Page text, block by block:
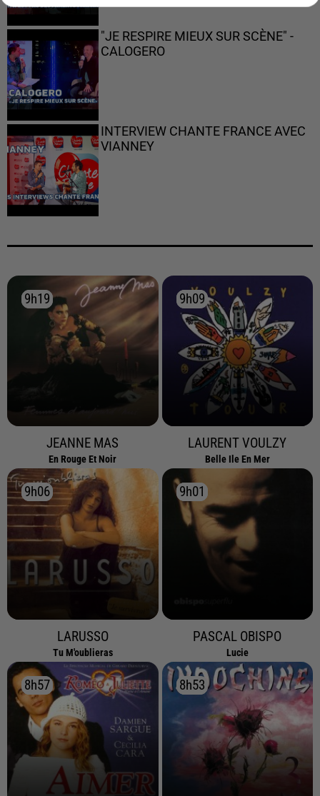
"JE RESPIRE MIEUX SUR SCÈNE" -
CALOGERO
INTERVIEW CHANTE FRANCE AVEC
VIANNEY
9h19
9h19
JEANNE MAS
En Rouge Et Noir
9h09
9h09
LAURENT VOULZY
Belle Ile En Mer
9h06
9h06
LARUSSO
Tu M'oublieras
9h01
9h01
PASCAL OBISPO
Lucie
8h57
8h57 8h53
8h53